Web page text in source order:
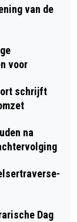
van de
voor
schrijft
na
Dag